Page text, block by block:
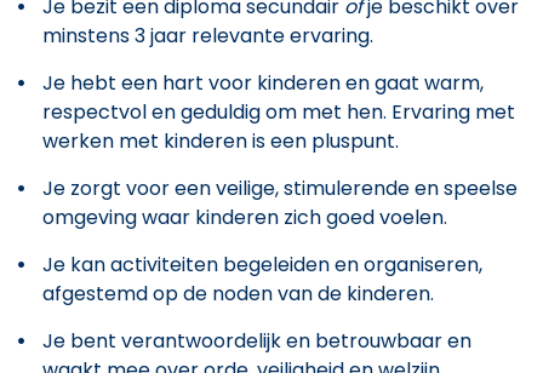
Je bezit een diploma secundair ofje beschikt over
minstens 3 jaar relevante ervaring.
Je hebt een hart voor kinderen en gaat warm,
respectvol en geduldig om met hen. Ervaring met
werken met kinderen is een pluspunt.
Je zorgt voor een veilige, stimulerende en speelse
omgeving waar kinderen zich goed voelen.
Je kan activiteiten begeleiden en organiseren,
afgestemd op de noden van de kinderen.
Je bent verantwoordelijk en betrouwbaar en